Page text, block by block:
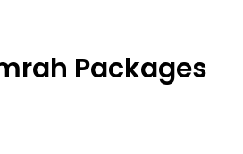
Packages